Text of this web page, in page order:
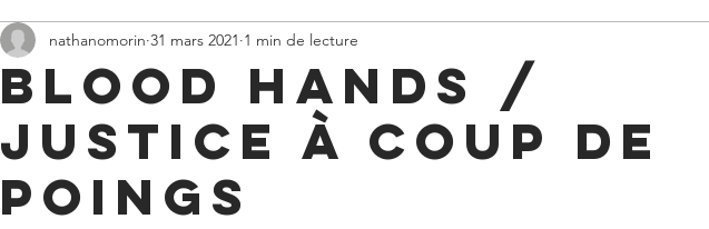
Blood Hands /
Justice à coup de
poings
nathanomorin 31 mars 2021 1 min de lecture